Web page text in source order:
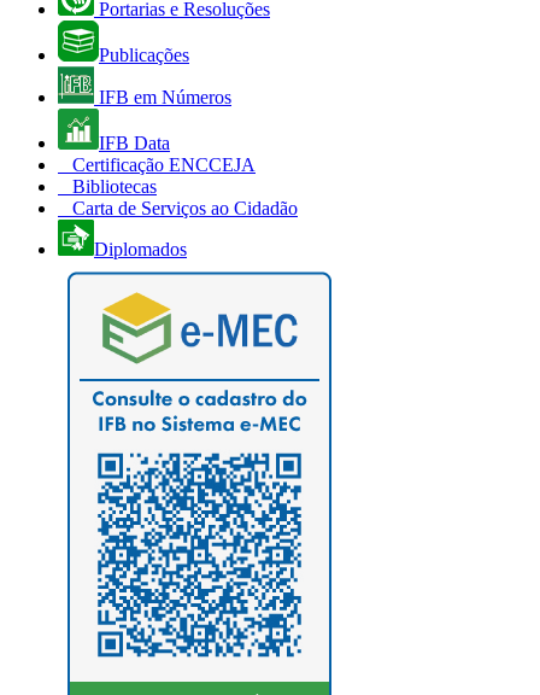
Portarias e Resoluções
Publicações
IFB em Números
IFB Data
Certificação ENCCEJA
Bibliotecas
Carta de Serviços ao Cidadão
Diplomados